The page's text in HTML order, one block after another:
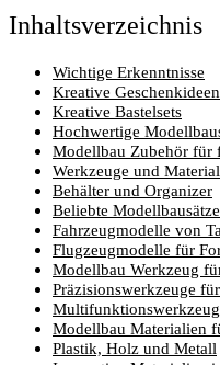
Inhaltsverzeichnis
Wichtige Erkenntnisse
Kreative
Kreative Bastelsets
Hochwertige
Modellbau Zubehör für
Werkzeuge und
Behälter und Organizer
Beliebte Modellbausätze
Fahrzeugmodelle von
Flugzeugmodelle für
Modellbau Werkzeug
Präzisionswerkzeuge
Modellbau Materialien
Plastik, Holz und Metall